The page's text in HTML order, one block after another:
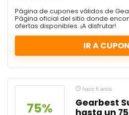
Página de cupones válidos de
Página oficial del sitio donde
ofertas disponibles. ¡A disfrutar!
IR A
75%
hace 6 anos
Gearbest
hasta un